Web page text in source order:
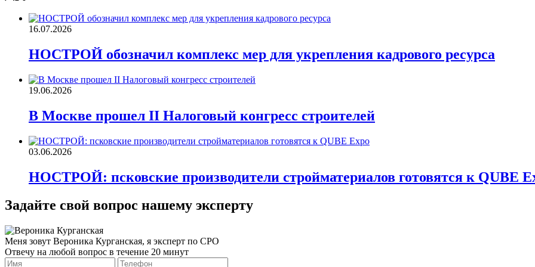
16.07.2026
НОСТРОЙ обозначил комплекс мер для укрепления кадрового ресурса
19.06.2026
В Москве прошел II Налоговый конгресс строителей
03.06.2026
НОСТРОЙ: псковские производители стройматериалов готовятся к QUBE
Задайте свой вопрос нашему эксперту
Меня зовут Вероника Курганская, я эксперт по СРО
Отвечу на любой вопрос в течение 20 минут